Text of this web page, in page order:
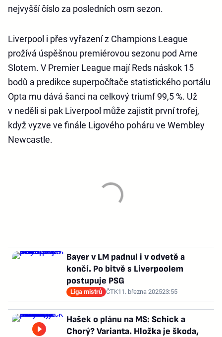
nejvyšší číslo za posledních osm sezon.
Liverpool i přes vyřazení z Champions League
prožívá úspěšnou premiérovou sezonu pod Arne
Slotem. V Premier League mají Reds náskok 15
bodů a predikce superpočítače statistického portálu
Opta mu dává šanci na celkový triumf 99,5 %. Už
v neděli si pak Liverpool může zajistit první trofej,
když vyzve ve finále Ligového poháru ve Wembley
Newcastle.
Bayer v LM padnul i v odvetě a
končí. Po bitvě s Liverpoolem
postupuje PSG
Liga mistrů ČTK11. března 202523:55
Hašek o plánu na MS: Schick a
Chorý? Varianta. Hložka je škoda,